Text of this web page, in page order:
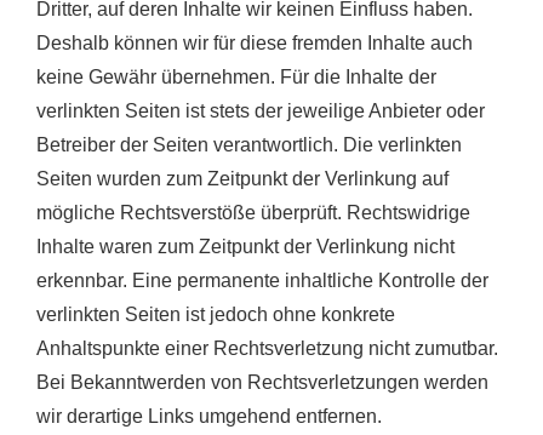
Dritter, auf deren Inhalte wir keinen Einfluss haben.
Deshalb können wir für diese fremden Inhalte auch
keine Gewähr übernehmen. Für die Inhalte der
verlinkten Seiten ist stets der jeweilige Anbieter oder
Betreiber der Seiten verantwortlich. Die verlinkten
Seiten wurden zum Zeitpunkt der Verlinkung auf
mögliche Rechtsverstöße überprüft. Rechtswidrige
Inhalte waren zum Zeitpunkt der Verlinkung nicht
erkennbar. Eine permanente inhaltliche Kontrolle der
verlinkten Seiten ist jedoch ohne konkrete
Anhaltspunkte einer Rechtsverletzung nicht zumutbar.
Bei Bekanntwerden von Rechtsverletzungen werden
wir derartige Links umgehend entfernen.